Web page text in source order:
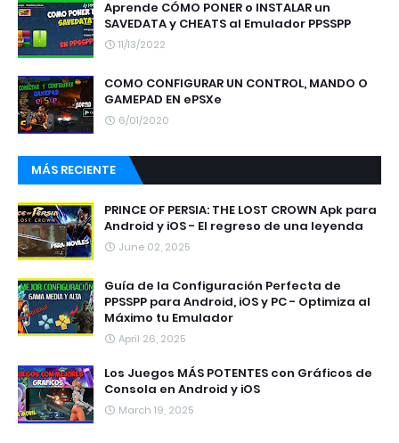
Aprende CÓMO PONER o INSTALAR un
SAVEDATA y CHEATS al Emulador PPSSPP
11/13/2022
COMO CONFIGURAR UN CONTROL, MANDO O
GAMEPAD EN ePSXe
6/01/2020
MÁS RECIENTE
PRINCE OF PERSIA: THE LOST CROWN Apk para
Android y iOS - El regreso de una leyenda
June 02, 2025
Guía de la Configuración Perfecta de
PPSSPP para Android, iOS y PC - Optimiza al
Máximo tu Emulador
April 26, 2025
Los Juegos MÁS POTENTES con Gráficos de
Consola en Android y iOS
March 19, 2025